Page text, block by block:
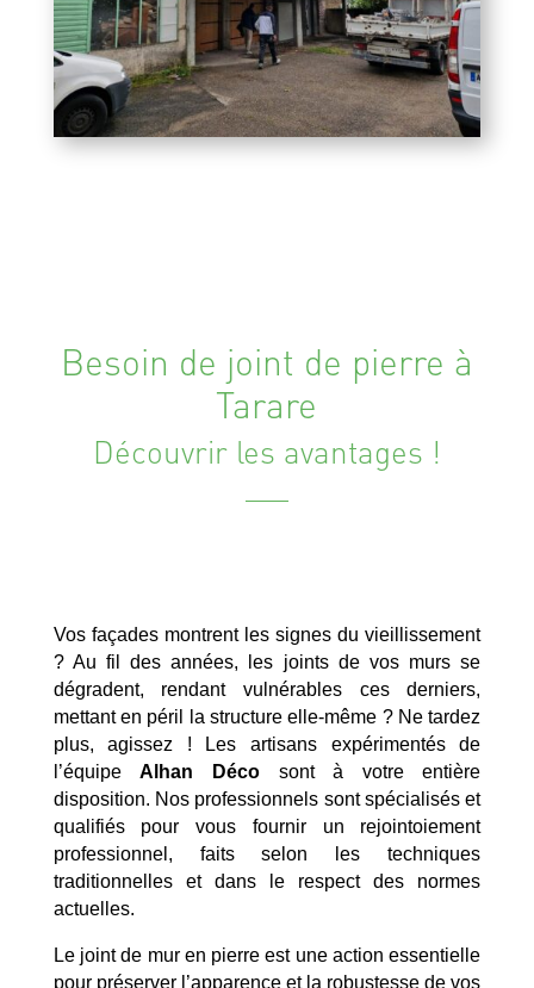
Besoin de joint de pierre à
Tarare
Découvrir les avantages !
Vos façades montrent les signes du vieillissement
? Au fil des années, les joints de vos murs se
dégradent, rendant vulnérables ces derniers,
mettant en péril la structure elle-même ? Ne tardez
plus, agissez ! Les artisans expérimentés de
l’équipeAlhan Décosont à votre entière
disposition. Nos professionnels sont spécialisés et
qualifiés pour vous fournir un rejointoiement
professionnel, faits selon les techniques
traditionnelles et dans le respect des normes
actuelles.
Le joint de mur en pierre est une action essentielle
pour préserver l’apparence et la robustesse de vos